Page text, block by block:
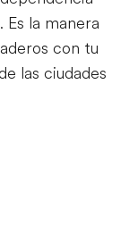
la manera
con tu
las ciudades